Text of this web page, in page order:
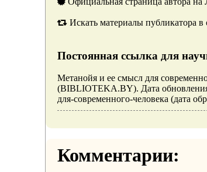
Искать материалы публикатора в
Постоянная ссылка для
Метанойя и ее смысл для
(BIBLIOTEKA.BY). Дата
для-современного-человека (дата
Комментарии: